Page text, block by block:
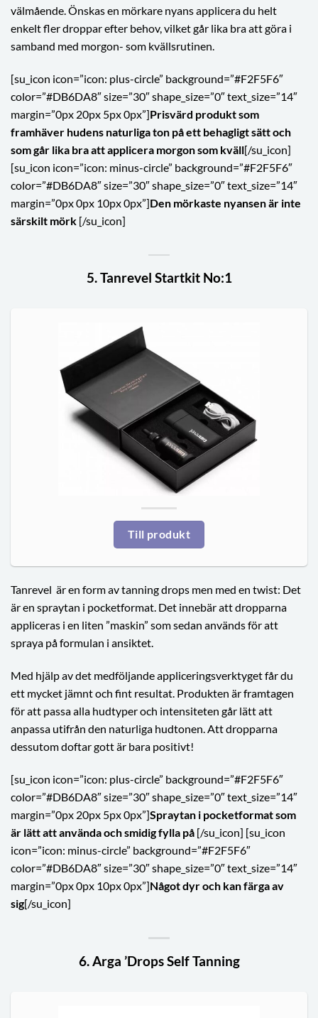
välmående. Önskas en mörkare nyans applicera du helt
enkelt fler droppar efter behov, vilket går lika bra att göra i
samband med morgon- som kvällsrutinen.
[su_icon icon=”icon: plus-circle” background=”#F2F5F6″
color=”#DB6DA8″ size=”30″ shape_size=”0″ text_size=”14″
margin=”0px 20px 5px 0px”]Prisvärd produkt som
framhäver hudens naturliga ton på ett behagligt sätt och
som går lika bra att applicera morgon som kväll[/su_icon]
[su_icon icon=”icon: minus-circle” background=”#F2F5F6″
color=”#DB6DA8″ size=”30″ shape_size=”0″ text_size=”14″
margin=”0px 0px 10px 0px”]Den mörkaste nyansen är inte
särskilt mörk [/su_icon]
5. Tanrevel Startkit No:1
Tanrevel är en form av tanning drops men med en twist: Det
är en spraytan i pocketformat. Det innebär att dropparna
appliceras i en liten ”maskin” som sedan används för att
spraya på formulan i ansiktet.
Med hjälp av det medföljande appliceringsverktyget får du
ett mycket jämnt och fint resultat. Produkten är framtagen
för att passa alla hudtyper och intensiteten går lätt att
anpassa utifrån den naturliga hudtonen. Att dropparna
dessutom doftar gott är bara positivt!
[su_icon icon=”icon: plus-circle” background=”#F2F5F6″
color=”#DB6DA8″ size=”30″ shape_size=”0″ text_size=”14″
margin=”0px 20px 5px 0px”]Spraytan i pocketformat som
är lätt att använda och smidig fylla på [/su_icon] [su_icon
icon=”icon: minus-circle” background=”#F2F5F6″
color=”#DB6DA8″ size=”30″ shape_size=”0″ text_size=”14″
margin=”0px 0px 10px 0px”]Något dyr och kan färga av
sig[/su_icon]
Till produkt
6. Arga ’Drops Self Tanning